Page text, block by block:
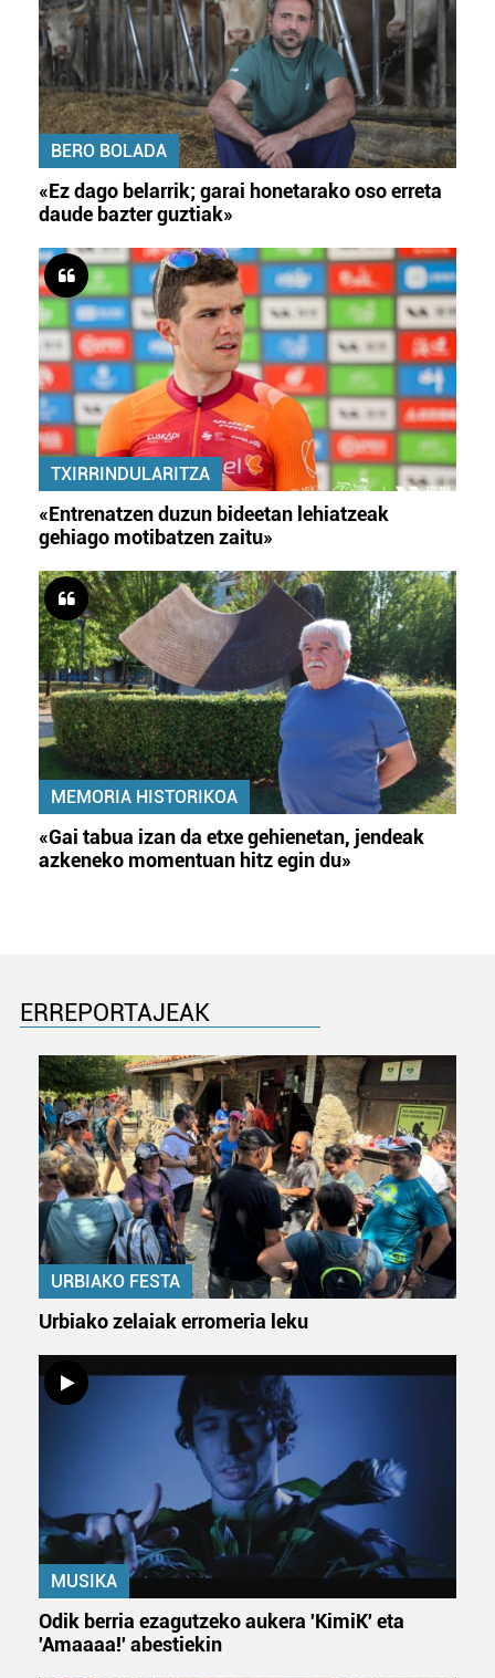
Bazkide batzuek ez dizute baimenik eskatzen, eta beren
interes komertzial legitimoetan babesten dira. Ikusi gure
bazkideen zerrenda, beren ustez zein helburutarako
duten interes legitimoa eta horren aurka nola egin
dezakezun ikusteko.
Lortu zure datu pertsonalak prozesatzeko moduari
datuen atalean. Edozein unetan alda edo ken dezakezu
zure baimena Cookieen adierazpenean.
Webgune honek cookie propioak eta hirugarrenen cookie-
fitxategiak erabiltzen ditu. Zure esperientzia eta
zerbitzuak hobetzeko asmoz, cookie teknologiaz
baliatzen gara. Ohar hau onartuz gero, teknologia hori
erabiltzeko baimen esplizitua ematen diguzu.Gehiago
irakurri
BERO BOLADA
«Ez dago belarrik; garai honetarako oso erreta
daude bazter guztiak»
TXIRRINDULARITZA
«Entrenatzen duzun bideetan lehiatzeak
gehiago motibatzen zaitu»
MEMORIA HISTORIKOA
«Gai tabua izan da etxe gehienetan, jendeak
azkeneko momentuan hitz egin du»
ERREPORTAJEAK
URBIAKO FESTA
Urbiako zelaiak erromeria leku
MUSIKA
Odik berria ezagutzeko aukera 'KimiK' eta
'Amaaaa!' abestiekin